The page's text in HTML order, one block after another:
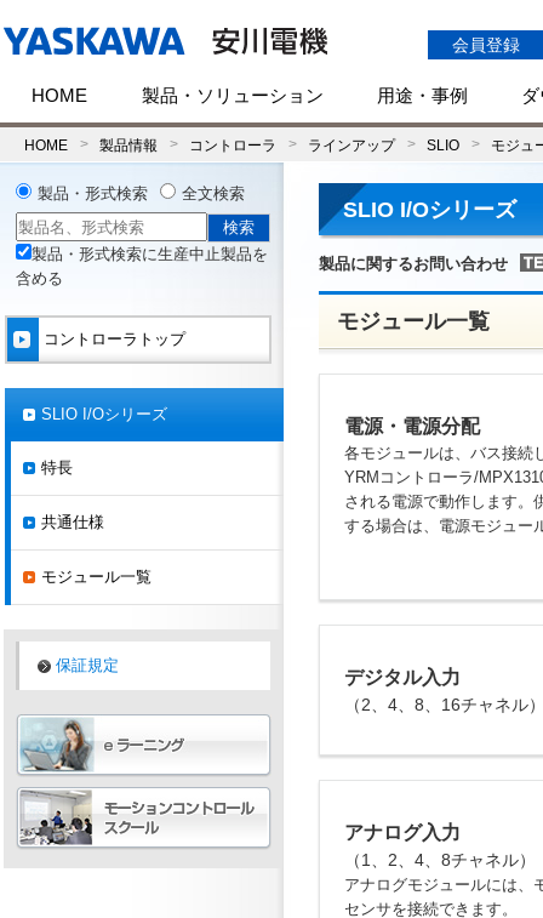
会員登録
HOME 製品・ソリューション 用途・事例
HOME 製品情報 コントローラ ラインアップ SLIO モジュ
SLIO I/Oシリーズ
製品に関するお問い合わせ
モジュール一覧
電源・電源分配
各モジュールは、バス接続
YRMコントローラ/
される電源で動作します。
する場合は、電源モジュー
デジタル入力
（2、4、8、16チャネル
アナログ入力
（1、2、4、8チャネル）
アナログモジュールには、
センサを接続できます。
製品・形式検索 全文検索
製品・形式検索に生産中止製品を
含める
コントローラトップ
SLIO I/Oシリーズ
特長
共通仕様
モジュール一覧
保証規定